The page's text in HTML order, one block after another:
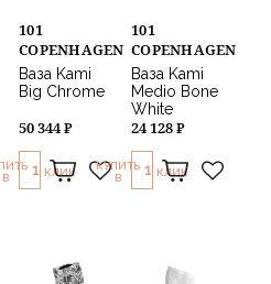
101
COPENHAGEN
Ваза Kami
Big Chrome
50 344 ₽
В
1 КЛИК
101
COPENHAGEN
Ваза Kami
Medio Bone
White
24 128 ₽
КУПИТЬ
В
1 КЛИК